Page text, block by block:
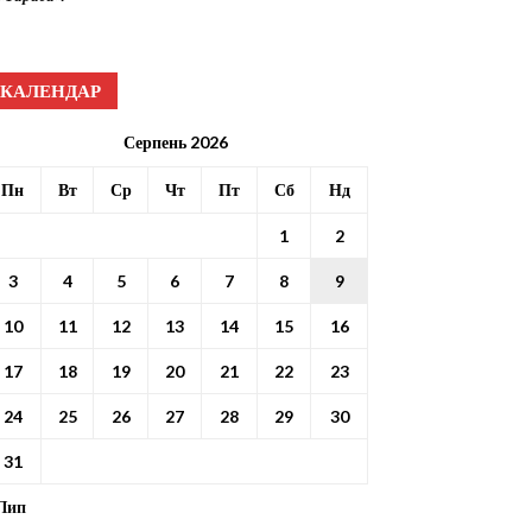
КАЛЕНДАР
Серпень 2026
Пн Вт Ср Чт Пт Сб Нд
1 2
3 4 5 6 7 8 9
10 11 12 13 14 15 16
17 18 19 20 21 22 23
24 25 26 27 28 29 30
31